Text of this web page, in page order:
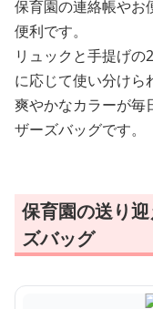
保育園の連絡帳やお
便利です。
リュックと手提げ
に応じて使い分けら
爽やかなカラーが毎
ザーズバッグです。
保育園の送り
ズバッグ